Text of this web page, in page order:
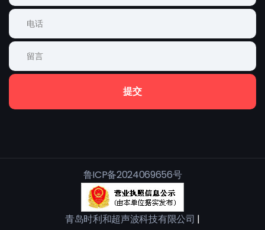
提交
鲁ICP备2024069656号
青岛时利和超声波科技有限公司 |